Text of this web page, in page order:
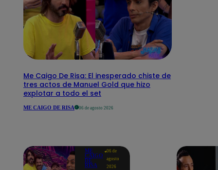
Me Caigo De Risa: El inesperado chiste de
tres actos de Manuel Gold que hizo
explotar a todo el set
ME CAIGO DE RISA 06 de agosto 2026
ME
CAIGO
DE
RISA
06 de
agosto
2026